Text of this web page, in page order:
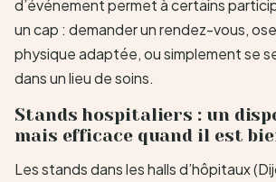
d’événement permet à certains
un cap : demander un rendez-vous,
physique adaptée, ou simplement se
dans un lieu de soins.
Stands hospitaliers : un
mais efficace quand il est
Les stands dans les halls d’hôpitaux